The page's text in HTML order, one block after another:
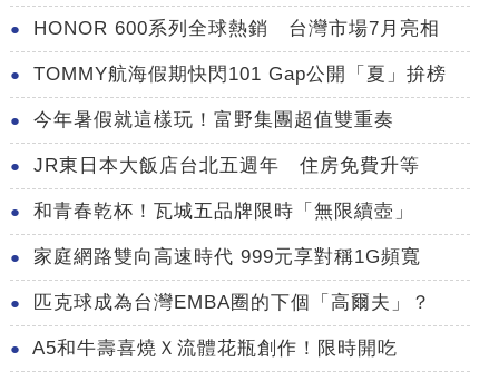
HONOR 600系列全球熱銷 台灣市場7月亮相
TOMMY航海假期快閃101 Gap公開「夏」拚榜
今年暑假就這樣玩！富野集團超值雙重奏
JR東日本大飯店台北五週年 住房免費升等
和青春乾杯！瓦城五品牌限時「無限續壺」
家庭網路雙向高速時代 999元享對稱1G頻寬
匹克球成為台灣EMBA圈的下個「高爾夫」？
A5和牛壽喜燒Ｘ流體花瓶創作！限時開吃